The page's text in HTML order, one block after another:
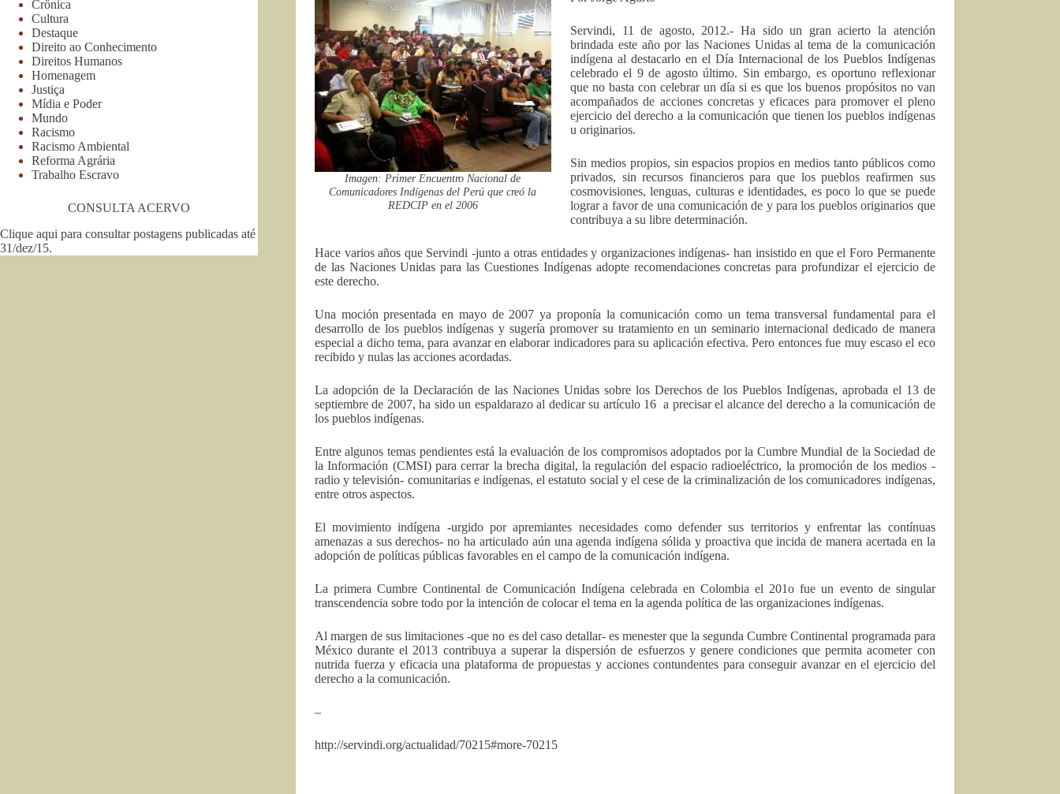
Imagen: Primer Encuentro Nacional de
Comunicadores Indígenas del Perú que creó la
REDCIP en el 2006
Servindi, 11 de agosto, 2012.- Ha sido un gran acierto la atención
brindada este año por las Naciones Unidas al tema de la comunicación
indígena al destacarlo en el Día Internacional de los Pueblos Indígenas
celebrado el 9 de agosto último. Sin embargo, es oportuno reflexionar
que no basta con celebrar un día si es que los buenos propósitos no van
acompañados de acciones concretas y eficaces para promover el pleno
ejercicio del derecho a la comunicación que tienen los pueblos indígenas
u originarios.
Sin medios propios, sin espacios propios en medios tanto públicos como
privados, sin recursos financieros para que los pueblos reafirmen sus
cosmovisiones, lenguas, culturas e identidades, es poco lo que se puede
lograr a favor de una comunicación de y para los pueblos originarios que
contribuya a su libre determinación.
Hace varios años que Servindi -junto a otras entidades y organizaciones indígenas- han insistido en que el Foro Permanente
de las Naciones Unidas para las Cuestiones Indígenas adopte recomendaciones concretas para profundizar el ejercicio de
este derecho.
Una moción presentada en mayo de 2007 ya proponía la comunicación como un tema transversal fundamental para el
desarrollo de los pueblos indígenas y sugería promover su tratamiento en un seminario internacional dedicado de manera
especial a dicho tema, para avanzar en elaborar indicadores para su aplicación efectiva. Pero entonces fue muy escaso el eco
recibido y nulas las acciones acordadas.
La adopción de la Declaración de las Naciones Unidas sobre los Derechos de los Pueblos Indígenas, aprobada el 13 de
septiembre de 2007, ha sido un espaldarazo al dedicar su artículo 16 a precisar el alcance del derecho a la comunicación de
los pueblos indígenas.
Entre algunos temas pendientes está la evaluación de los compromisos adoptados por la Cumbre Mundial de la Sociedad de
la Información (CMSI) para cerrar la brecha digital, la regulación del espacio radioeléctrico, la promoción de los medios -
radio y televisión- comunitarias e indígenas, el estatuto social y el cese de la criminalización de los comunicadores indígenas,
entre otros aspectos.
El movimiento indígena -urgido por apremiantes necesidades como defender sus territorios y enfrentar las contínuas
amenazas a sus derechos- no ha articulado aún una agenda indígena sólida y proactiva que incida de manera acertada en la
adopción de políticas públicas favorables en el campo de la comunicación indígena.
La primera Cumbre Continental de Comunicación Indígena celebrada en Colombia el 201o fue un evento de singular
transcendencia sobre todo por la intención de colocar el tema en la agenda política de las organizaciones indígenas.
Al margen de sus limitaciones -que no es del caso detallar- es menester que la segunda Cumbre Continental programada para
México durante el 2013 contribuya a superar la dispersión de esfuerzos y genere condiciones que permita acometer con
nutrida fuerza y eficacia una plataforma de propuestas y acciones contundentes para conseguir avanzar en el ejercicio del
derecho a la comunicación.
–
http://servindi.org/actualidad/70215#more-70215
Crônica
Cultura
Destaque
Direito ao Conhecimento
Direitos Humanos
Homenagem
Justiça
Mídia e Poder
Mundo
Racismo
Racismo Ambiental
Reforma Agrária
Trabalho Escravo
CONSULTA ACERVO
Clique aqui para consultar postagens publicadas até
31/dez/15.